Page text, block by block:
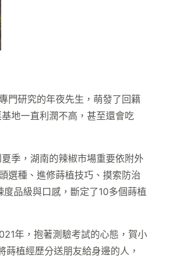
門研究的年夜先生，萌發了回籍
地一直利潤不高，甚至還會吃
季，湖南的辣椒市場重要依附外
選種、進修蒔植技巧、摸索防治
品級與口感，斷定了10多個蒔植
年，抱著測驗考試的心態，賀小
植經歷分送朋友給身邊的人，